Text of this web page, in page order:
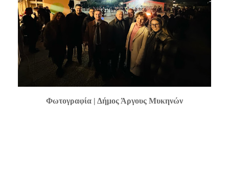
Φωτογραφία | Δήμος Άργους Μυκηνών